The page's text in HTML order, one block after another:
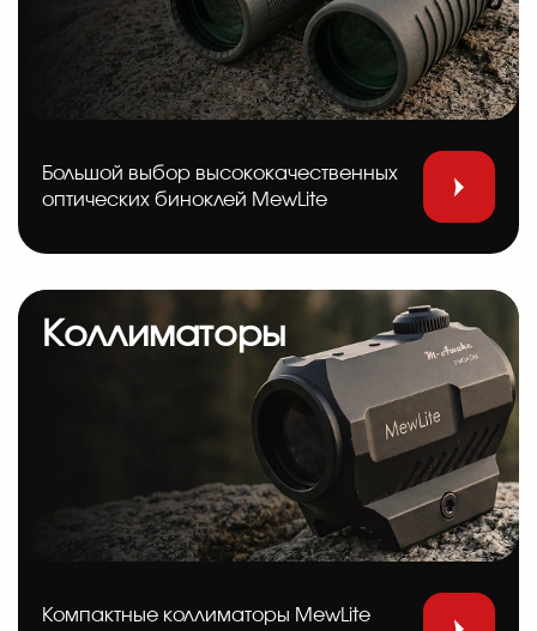
Большой выбор высококачественных
оптических биноклей MewLite
Коллиматоры
Компактные коллиматоры MewLite